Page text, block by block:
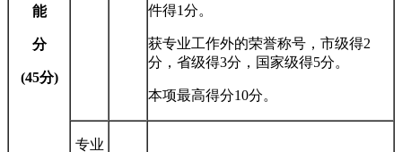
能
分
(45分)
件得1分。
获专业工作外的荣誉称号，市级得2
分，省级得3分，国家级得5分。
本项最高得分10分。
专业